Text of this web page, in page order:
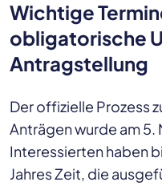
Wichtige
obligatorische
Antragstellung
Der offizielle Prozess
Anträgen wurde am 5.
Interessierten haben
Jahres Zeit, die